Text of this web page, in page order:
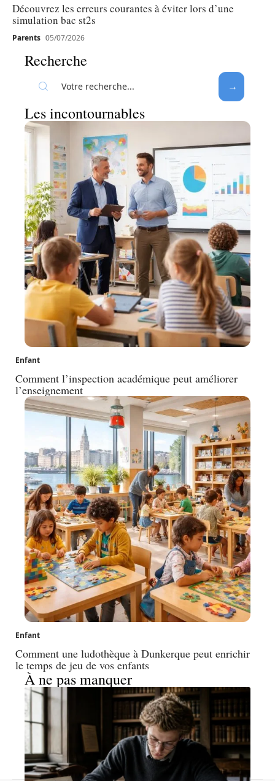
Découvrez les erreurs courantes à éviter lors d’une
simulation bac st2s
Parents 05/07/2026
Recherche
Les incontournables
Enfant
Comment l’inspection académique peut améliorer
l’enseignement
Enfant
Comment une ludothèque à Dunkerque peut enrichir
le temps de jeu de vos enfants
À ne pas manquer